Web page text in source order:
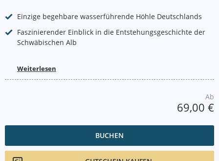
Einzige begehbare wasserführende Höhle Deutschlands
Faszinierender Einblick in die Entstehungsgeschichte der
Schwäbischen Alb
Weiterlesen
Ab
69,00 €
BUCHEN